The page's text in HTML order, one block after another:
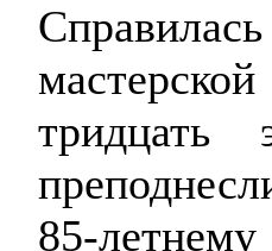
тридцать
85-